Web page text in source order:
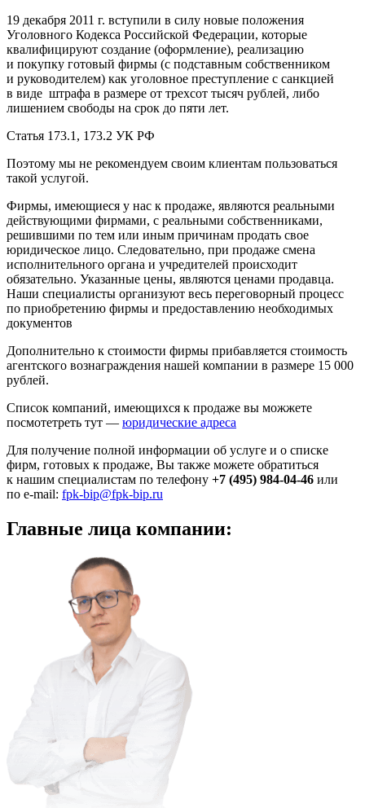
19 декабря 2011 г. вступили в силу новые положения
Уголовного Кодекса Российской Федерации, которые
квалифицируют создание (оформление), реализацию
и покупку готовый фирмы (с подставным собственником
и руководителем) как уголовное преступление с санкцией
в виде штрафа в размере от трехсот тысяч рублей, либо
лишением свободы на срок до пяти лет.
Статья 173.1, 173.2 УК РФ
Поэтому мы не рекомендуем своим клиентам пользоваться
такой услугой.
Фирмы, имеющиеся у нас к продаже, являются реальными
действующими фирмами, с реальными собственниками,
решившими по тем или иным причинам продать свое
юридическое лицо. Следовательно, при продаже смена
исполнительного органа и учредителей происходит
обязательно. Указанные цены, являются ценами продавца.
Наши специалисты организуют весь переговорный процесс
по приобретению фирмы и предоставлению необходимых
документов
Дополнительно к стоимости фирмы прибавляется стоимость
агентского вознаграждения нашей компании в размере 15 000
рублей.
Список компаний, имеющихся к продаже вы можжете
посмотетреть тут — юридические адреса
Для получение полной информации об услуге и о списке
фирм, готовых к продаже, Вы также можете обратиться
к нашим специалистам по телефону +7 (495) 984-04-46 или
по e-mail: fpk-bip@fpk-bip.ru
Главные лица компании: